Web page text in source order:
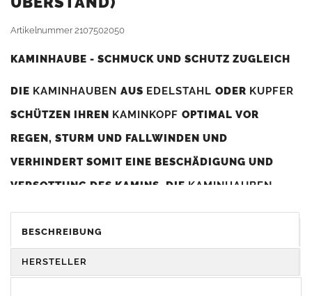
Artikelnummer2107502050
KAMINHAUBE - SCHMUCK UND SCHUTZ ZUGLEICH
DIE KAMINHAUBEN AUS EDELSTAHL ODER KUPFER
SCHÜTZEN IHREN KAMINKOPF OPTIMAL VOR
REGEN, STURM UND FALLWINDEN UND
VERHINDERT SOMIT EINE BESCHÄDIGUNG UND
VERSOTTUNG DES KAMINS. DIE KAMINHAUBEN
DIENEN GLEICHZEITIG ALS GESTALTERISCHES
ELEMENT ZUR VERSCHÖNERUNG DES BAUWERKS.
BESCHREIBUNG
HERSTELLER